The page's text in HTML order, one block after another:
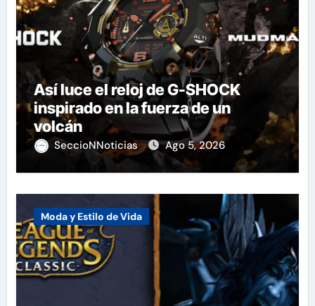
Así luce el reloj de G-SHOCK
inspirado en la fuerza de un
volcán
SeccioNNoticias Ago 5, 2026
Moda y Estilo de Vida